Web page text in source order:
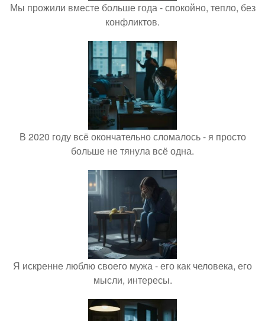
Мы прожили вместе больше года - спокойно, тепло, без
конфликтов.
В 2020 году всё окончательно сломалось - я просто
больше не тянула всё одна.
Я искренне люблю своего мужа - его как человека, его
мысли, интересы.